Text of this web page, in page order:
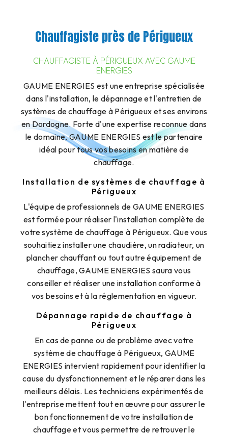
Chauffagiste près de Périgueux
CHAUFFAGISTE À PÉRIGUEUX AVEC GAUME
ENERGIES
GAUME ENERGIES est une entreprise spécialisée
dans l'installation, le dépannage et l'entretien de
systèmes de chauffage à Périgueux et ses environs
en Dordogne. Forte d'une expertise reconnue dans
le domaine, GAUME ENERGIES est le partenaire
idéal pour tous vos besoins en matière de
chauffage.
Installation de systèmes de chauffage à
Périgueux
L'équipe de professionnels de GAUME ENERGIES
est formée pour réaliser l'installation complète de
votre système de chauffage à Périgueux. Que vous
souhaitiez installer une chaudière, un radiateur, un
plancher chauffant ou tout autre équipement de
chauffage, GAUME ENERGIES saura vous
conseiller et réaliser une installation conforme à
vos besoins et à la réglementation en vigueur.
Dépannage rapide de chauffage à
Périgueux
En cas de panne ou de problème avec votre
système de chauffage à Périgueux, GAUME
ENERGIES intervient rapidement pour identifier la
cause du dysfonctionnement et le réparer dans les
meilleurs délais. Les techniciens expérimentés de
l'entreprise mettent tout en œuvre pour assurer le
bon fonctionnement de votre installation de
chauffage et vous permettre de retrouver le